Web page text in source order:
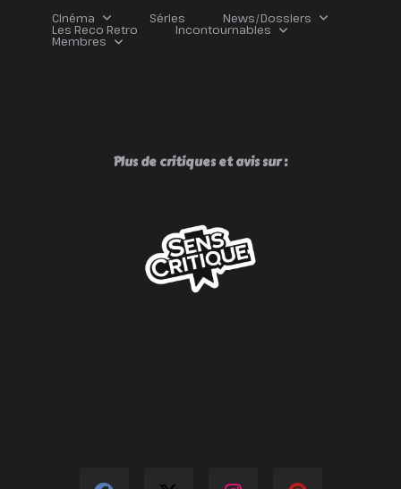
Cinéma Séries News/Dossiers
Les Reco Retro Incontournables
Membres
Plus de critiques et avis sur :